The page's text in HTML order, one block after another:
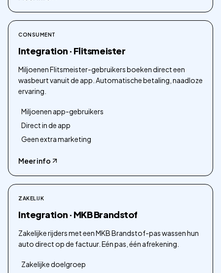
CONSUMENT
Integration · Flitsmeister
Miljoenen Flitsmeister-gebruikers boeken direct een
wasbeurt vanuit de app. Automatische betaling, naadloze
ervaring.
Miljoenen app-gebruikers
Direct in de app
Geen extra marketing
Meer info
ZAKELIJK
Integration · MKB Brandstof
Zakelijke rijders met een MKB Brandstof-pas wassen hun
auto direct op de factuur. Eén pas, één afrekening.
Zakelijke doelgroep